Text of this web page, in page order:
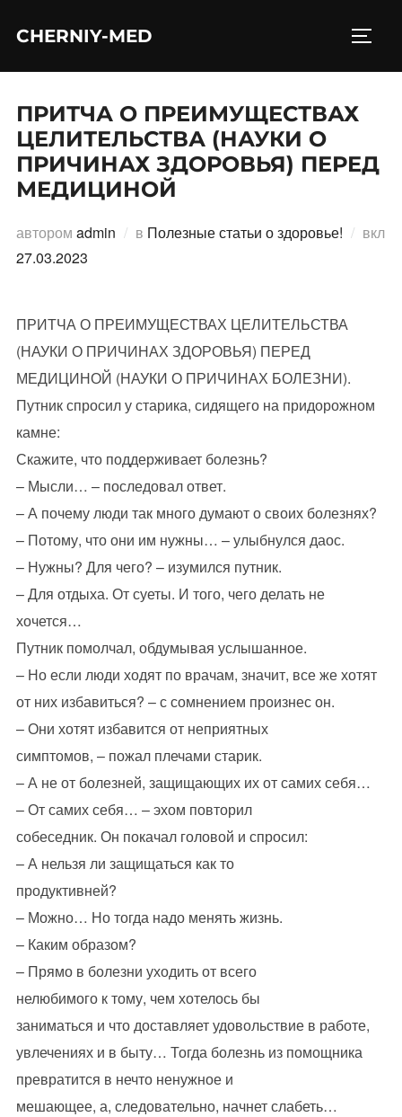
CHERNIY-MED
ПРИТЧА О ПРЕИМУЩЕСТВАХ
ЦЕЛИТЕЛЬСТВА (НАУКИ О
ПРИЧИНАХ ЗДОРОВЬЯ) ПЕРЕД
МЕДИЦИНОЙ
автором admin в Полезные статьи о здоровье!
вкл
Опубликовано
27.03.2023
ПРИТЧА О ПРЕИМУЩЕСТВАХ ЦЕЛИТЕЛЬСТВА
(НАУКИ О ПРИЧИНАХ ЗДОРОВЬЯ) ПЕРЕД
МЕДИЦИНОЙ (НАУКИ О ПРИЧИНАХ БОЛЕЗНИ).
Путник спросил у старика, сидящего на придорожном
камне:
Скажите, что поддерживает болезнь?
– Мысли… – последовал ответ.
– А почему люди так много думают о своих болезнях?
– Потому, что они им нужны… – улыбнулся даос.
– Нужны? Для чего? – изумился путник.
– Для отдыха. От суеты. И того, чего делать не
хочется…
Путник помолчал, обдумывая услышанное.
– Но если люди ходят по врачам, значит, все же хотят
от них избавиться? – с сомнением произнес он.
– Они хотят избавится от неприятных
симптомов, – пожал плечами старик.
– А не от болезней, защищающих их от самих себя…
– От самих себя… – эхом повторил
собеседник. Он покачал головой и спросил:
– А нельзя ли защищаться как то
продуктивней?
– Можно… Но тогда надо менять жизнь.
– Каким образом?
– Прямо в болезни уходить от всего
нелюбимого к тому, чем хотелось бы
заниматься и что доставляет удовольствие в работе,
увлечениях и в быту… Тогда болезнь из помощника
превратится в нечто ненужное и
мешающее, а, следовательно, начнет слабеть…